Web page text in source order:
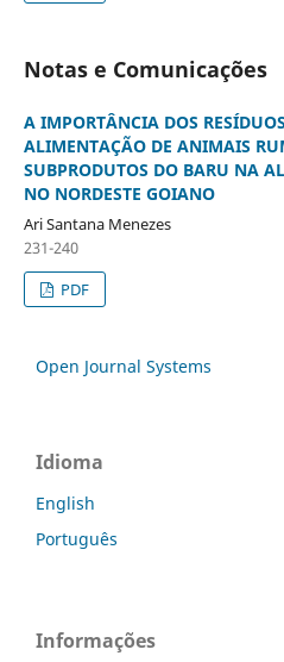
Notas e Comunicações
A IMPORTÂNCIA DOS
ALIMENTAÇÃO DE ANIMAIS
SUBPRODUTOS DO BARU NA
NO NORDESTE GOIANO
Ari Santana Menezes
231-240
PDF
Open Journal Systems
Idioma
English
Português
Informações